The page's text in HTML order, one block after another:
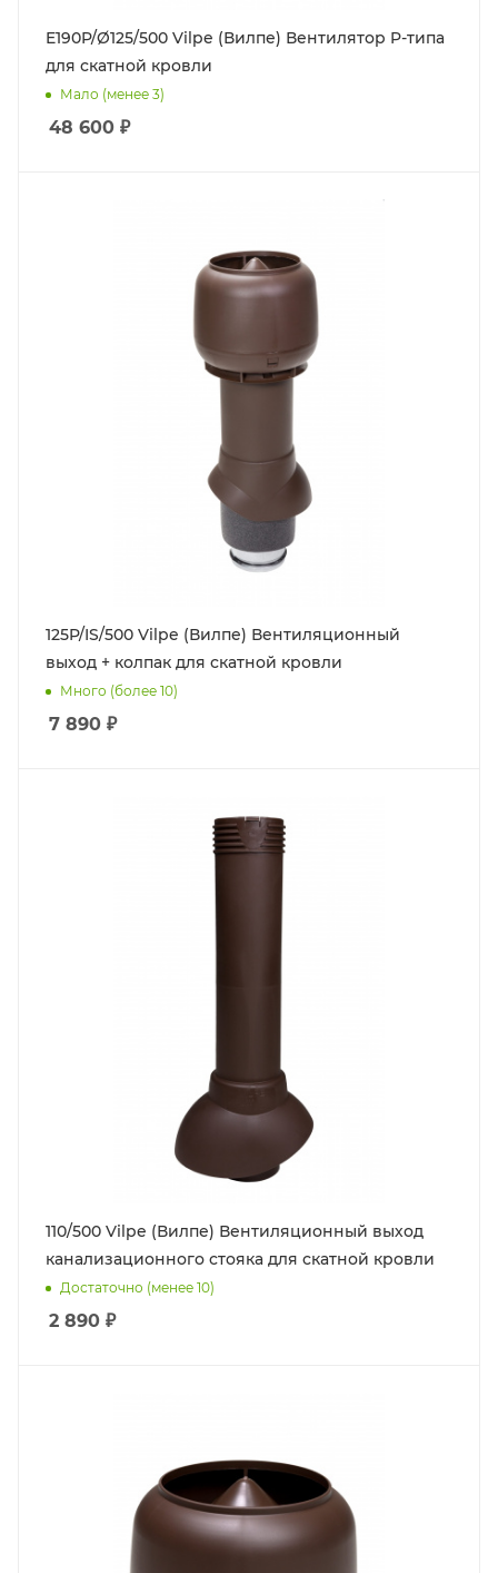
E190P/Ø125/500 Vilpe (Вилпе) Вентилятор P-типа
для скатной кровли
Мало (менее 3)
48 600 ₽
125P/IS/500 Vilpe (Вилпе) Вентиляционный
выход + колпак для скатной кровли
Много (более 10)
7 890 ₽
110/500 Vilpe (Вилпе) Вентиляционный выход
канализационного стояка для скатной кровли
Достаточно (менее 10)
2 890 ₽